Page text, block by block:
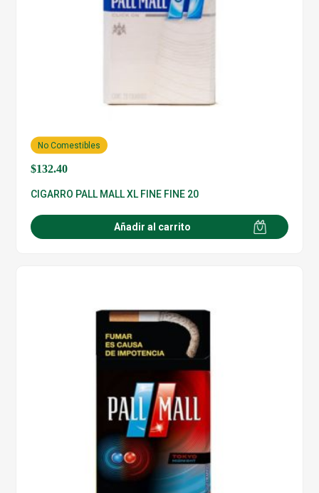
$132.40
No Comestibles
CIGARRO PALL MALL XL FINE FINE 20
Añadir al carrito